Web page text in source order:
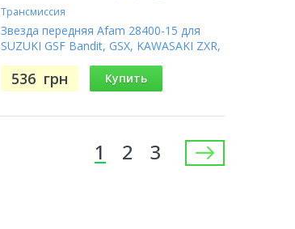
Трансмиссия
Звезда передняя Afam 28400-15 для
SUZUKI GSF Bandit, GSX, KAWASAKI ZXR,
536 грн Купить
1 2 3